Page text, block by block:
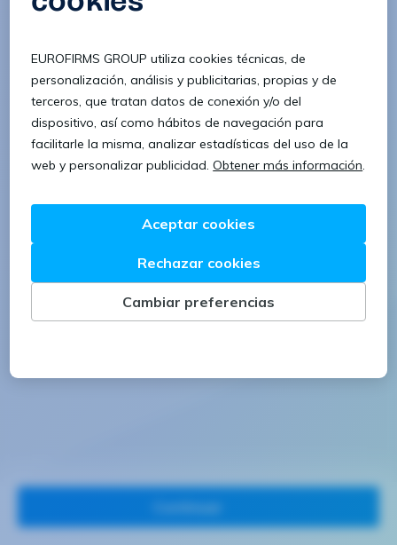
Contraseña
Confirmar contraseña
8 caracteres 1 letra minúscula
1 letra mayúscula 1 número